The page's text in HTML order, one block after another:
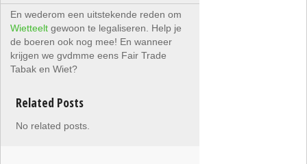
En wederom een uitstekende reden om
Wietteelt gewoon te legaliseren. Help je
de boeren ook nog mee! En wanneer
krijgen we gvdmme eens Fair Trade
Tabak en Wiet?
Related Posts
No related posts.